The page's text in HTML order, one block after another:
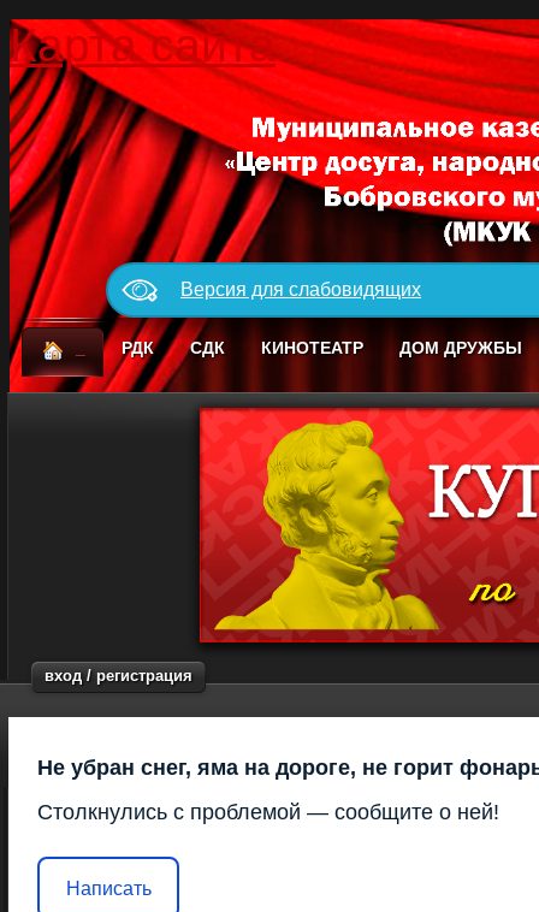
Карта сайта
Версия для слабовидящих
РДК СДК КИНОТЕАТР ДОМ ДРУЖБЫ
вход / регистрация
Не убран снег, яма на дороге, не горит
Столкнулись с проблемой — сообщите о ней!
Написать